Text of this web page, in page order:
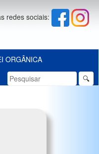
redes sociais:
ORGÂNICA
🔍